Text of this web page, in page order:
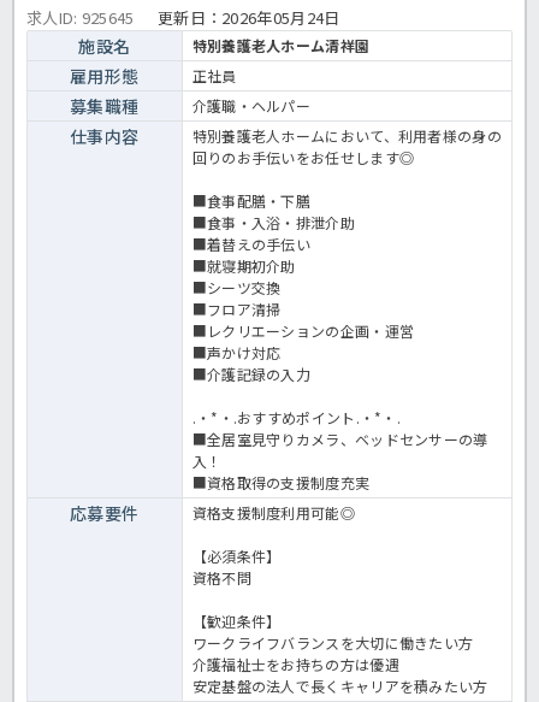
求人ID: 925645 更新日： 2026年05月24日
施設名 特別養護老人ホーム清祥園
雇用形態 正社員
募集職種 介護職・ヘルパー
仕事内容
特別養護老人ホームにおいて、利用者様の身の
回りのお手伝いをお任せします◎
■食事配膳・下膳
■食事・入浴・排泄介助
■着替えの手伝い
■就寝期初介助
■シーツ交換
■フロア清掃
■レクリエーションの企画・運営
■声かけ対応
■介護記録の入力
.・*・.おすすめポイント.・*・.
■全居室見守りカメラ、ベッドセンサーの導
入！
■資格取得の支援制度充実
応募要件 資格支援制度利用可能◎
【必須条件】
資格不問
【歓迎条件】
ワークライフバランスを大切に働きたい方
介護福祉士をお持ちの方は優遇
安定基盤の法人で長くキャリアを積みたい方